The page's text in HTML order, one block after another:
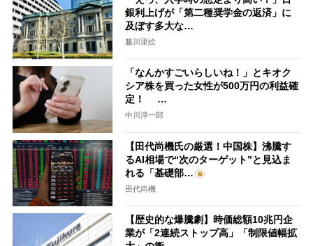
銀利上げが「第二種奨学金の返済」に
及ぼす多大な…
藤川里絵
「なんかすごいらしいね！」とキオク
シア株を買った女性が500万円の利益確
定！ …
中川淳一郎
【田代尚機氏の厳選！中国株】沸騰す
るAI相場で“次のターゲット”と見込ま
れる「基礎部…
田代尚機
【歴史的な爆騰劇】時価総額10兆円企
業が「2連続ストップ高」「制限値幅拡